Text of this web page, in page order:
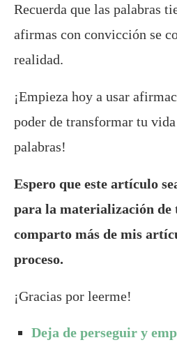
Recuerda que las palabras
afirmas con convicción se
realidad.
¡Empieza hoy a usar
poder de transformar tu
palabras!
Espero que este artículo
para la materialización de
comparto más de mis
proceso.
¡Gracias por leerme!
Deja de perseguir y